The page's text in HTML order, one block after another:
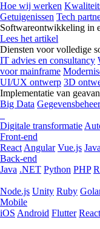
Hoe wij werken
Getuigenissen Tech
Softwareontwikkeling in
Lees het artikel
Diensten voor volledige
IT advies en consultancy
voor mainframe
UI/UX ontwerp 3D
Implementatie van
Big Data Gegevensbeheer
Digitale transformatie
Front-end
React Angular Vue.js
Back-end
Java .NET Python PHP
Node.js Unity Ruby
Mobile
iOS Android Flutter